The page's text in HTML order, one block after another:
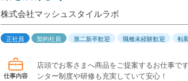
株式会社マッシュスタイルラボ
正社員 契約社員 第二新卒歓迎 職種未経験歓迎 転
仕事内容
店頭でお客さまへ商品をご提案するお仕事で
ンター制度や研修も充実していて安心！